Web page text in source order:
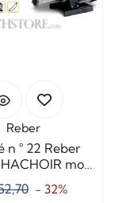
Reber
n ° 22 Reber
mod
- 32%